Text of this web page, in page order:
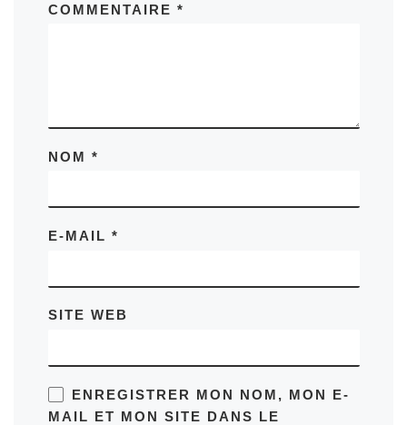
COMMENTAIRE *
NOM *
E-MAIL *
SITE WEB
ENREGISTRER MON NOM, MON E-
MAIL ET MON SITE DANS LE